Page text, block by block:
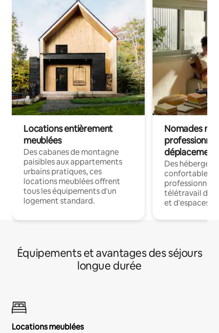
Locations entièrement
meublées
Des cabanes de montagne
paisibles aux appartements
urbains pratiques, ces
locations meublées offrent
tous les équipements d'un
logement standard.
Nomades
déplacement
Des
confortables
professionnels
télétravail
et d'espaces
Équipements et avantages des séjours
longue durée
Locations meublées